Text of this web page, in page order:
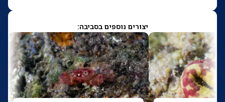
יצורים נוספים בסביבה: